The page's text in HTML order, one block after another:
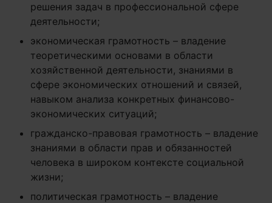
решения задач в профессиональной сфере
деятельности;
экономическая грамотность – владение
теоретическими основами в области
хозяйственной деятельности, знаниями в
сфере экономических отношений и связей,
навыком анализа конкретных финансово-
экономических ситуаций;
гражданско-правовая грамотность – владение
знаниями в области прав и обязанностей
человека в широком контексте социальной
жизни;
политическая грамотность – владение